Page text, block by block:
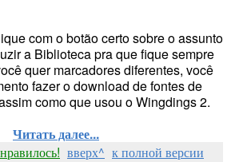
com o botão certo sobre o assunto
a Biblioteca pra que fique sempre
quer marcadores diferentes, você
fazer o download de fontes de
como que usou o Wingdings 2.
Читать далее...
вверх^ к полной версии